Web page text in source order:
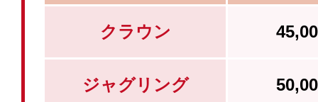
クラウン
ジャグリング